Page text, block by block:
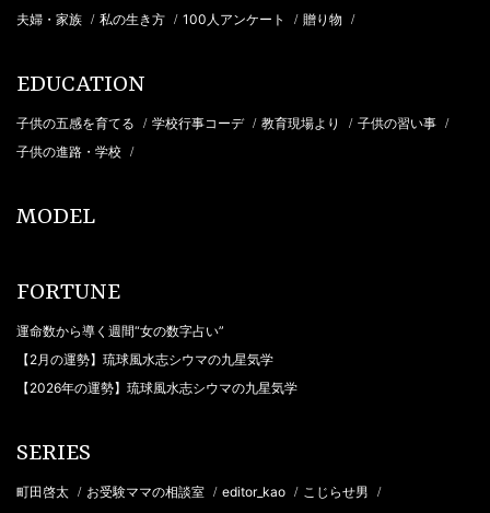
夫婦・家族 / 私の生き方 / 100人アンケート / 贈り物 /
EDUCATION
子供の五感を育てる / 学校行事コーデ / 教育現場より / 子供の習い事 /
子供の進路・学校 /
MODEL
FORTUNE
運命数から導く週間“女の数字占い”
【2月の運勢】琉球風水志シウマの九星気学
【2026年の運勢】琉球風水志シウマの九星気学
SERIES
町田啓太 / お受験ママの相談室 / editor_kao / こじらせ男 /